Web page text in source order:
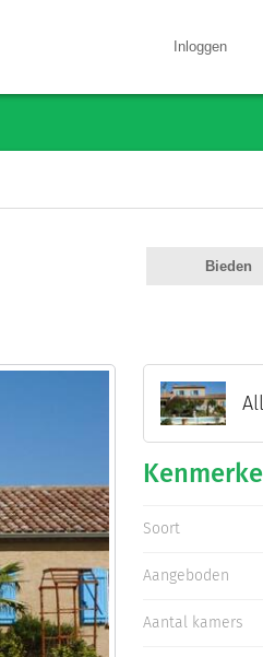
Inloggen
Bieden
Soort
Aangeboden
Aantal kamers